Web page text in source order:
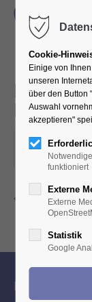
Rathaus
21.03.2024
ORT:
Zurück zur
Cookie-
Einige von
unseren
über den Button
Auswahl
akzeptieren"
funktioniert
Externe
Externe
Statistik
Google